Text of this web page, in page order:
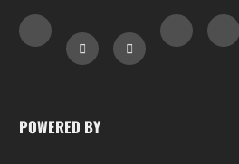
POWERED BY